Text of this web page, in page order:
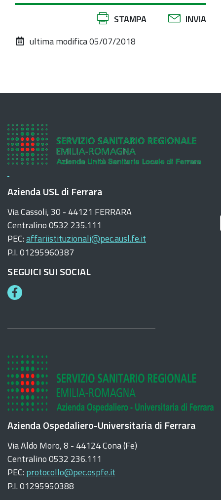
vedere
alle
dimensioni
documento
STAMPA
INVIA
ultima modifica05/07/2018
Azienda USL di Ferrara
Via Cassoli, 30 - 44121 FERRARA
Centralino 0532 235.111
PEC:affariistituzionali@pec.ausl.fe.it
P.I. 01295960387
SEGUICI SUI SOCIAL
F
e
o
o
k
Azienda Ospedaliero-Universitaria di Ferrara
Via Aldo Moro, 8 - 44124 Cona (Fe)
Centralino 0532 236.111
PEC: protocollo@pec.ospfe.it
P.I. 01295950388